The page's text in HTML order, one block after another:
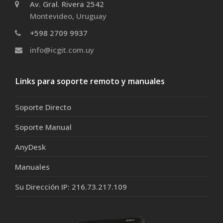
Av. Gral. Rivera 2542
Montevideo, Uruguay
+598 2709 9937
info@icgit.com.uy
Links para soporte remoto y manuales
Soporte Directo
Soporte Manual
AnyDesk
Manuales
Su Dirección IP: 216.73.217.109